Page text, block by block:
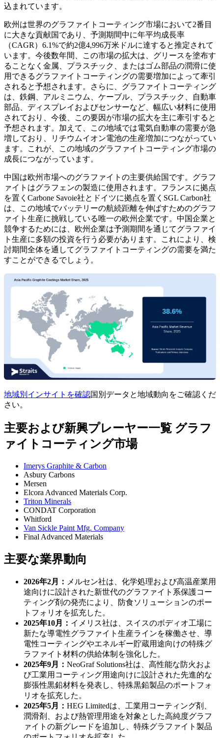
込まれています。
欧州は世界のグラファイトコーティング市場において2番目
に大きな貢献国であり、予測期間中に年平均成長率
（CAGR）6.1%で約2億4,996万米ドルに達すると推定されて
います。今後数年間、この市場の拡大は、グリースを塗布す
ることなく金属、プラスチック、またはゴム部品の潤滑に使
用できるグラファイトコーティングの需要増加によって牽引
されると予想されます。さらに、グラファイトコーティング
は、鉄鋼、アルミニウム、ケーブル、プラスチック、自動車
部品、ディスプレイおよびセンサーなど、幅広い材料に使用
されており、今後、この要因が市場の拡大を主に牽引すると
予想されます。加えて、この地域では電気自動車の需要が急
増しており、リチウムイオン電池の生産増加につながってい
ます。これが、この地域のグラファイトコーティング市場の
成長につながっています。
中国は欧州市場へのグラファイトの主要供給国です。グラフ
ァイトはグラフェンの製造に使用されます。フランスに拠点
を置くCarbone Savoie社とドイツに拠点を置くSGL Carbon社
は、この地域でバッテリーの航続距離を伸ばすためのグラフ
ァイト生産に挑戦している唯一の欧州企業です。中国企業と
競争するためには、欧州企業は予測期間を通じてグラファイ
ト生産に多額の投資を行う必要があります。これにより、検
討期間全体を通してグラファイトコーティングの需要を満た
すことができるでしょう。
地域別インサイトを確認国別データと地域動向をご確認くだ
さい。
主要および新興プレーヤー一覧 グラフ
ァイトコーティング市場
Imerys Graphite & Carbon
Asbury Carbons
Mersen
Elcora Advanced Materials Corp.
Triton Minerals
CONDAT Corporation
Whitford
Van Sickle Paint Mfg. Company
Final Advanced Materials
主要な業界動向
2026年2月： メルセン社は、化学処理および高温産業用
途向けに設計された新世代のグラファイト系保護コー
ティング剤の発売により、防食ソリューションのポー
トフォリオを拡充した。
2025年10月： イメリス社は、スイスのボディオ工場に
新たな導電性グラファイト生産ラインを稼働させ、導
電性コーティングやエネルギー貯蔵用途向けの特殊グ
ラファイト材料の供給体制を強化した。
2025年9月： NeoGraf Solutions社は、高性能な防火およ
び工業用コーティング用途向けに設計された先進的な
膨張性黒鉛材料を発表し、特殊黒鉛製品のポートフォ
リオを拡充した。
2025年5月： HEG Limitedは、工業用コーティング剤、
潤滑剤、および熱管理用途を対象とした高純度グラフ
ァイトの新グレードを追加し、特殊グラファイト製品